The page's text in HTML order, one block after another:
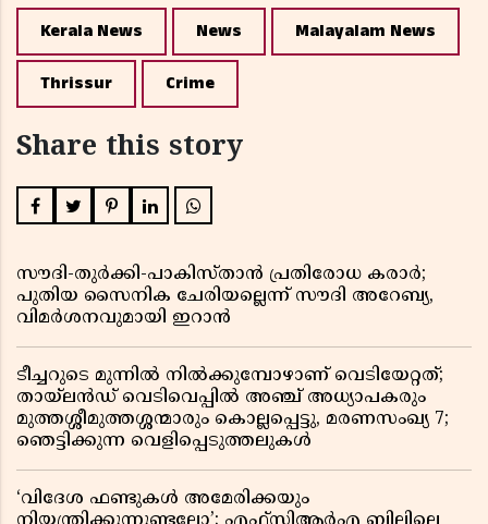
Kerala News News Malayalam News
Thrissur Crime
Share this story
സൗദി-തുർക്കി-പാകിസ്താൻ പ്രതിരോധ കരാർ;
പുതിയ സൈനിക ചേരിയല്ലെന്ന് സൗദി അറേബ്യ,
വിമർശനവുമായി ഇറാൻ
ടീച്ചറുടെ മുന്നിൽ നിൽക്കുമ്പോഴാണ് വെടിയേറ്റത്;
തായ്‌ലൻഡ് വെടിവെപ്പിൽ അഞ്ച് അധ്യാപകരും
മുത്തശ്ശീമുത്തശ്ശന്മാരും കൊല്ലപ്പെട്ടു, മരണസംഖ്യ 7;
ഞെട്ടിക്കുന്ന വെളിപ്പെടുത്തലുകൾ
‘വിദേശ ഫണ്ടുകൾ അമേരിക്കയും